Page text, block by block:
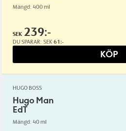
Mängd: 400 ml
SEK 239:-
DU SPARAR: SEK 61:-
KÖP
HUGO BOSS
Hugo Man
EdT
Mängd: 40 ml